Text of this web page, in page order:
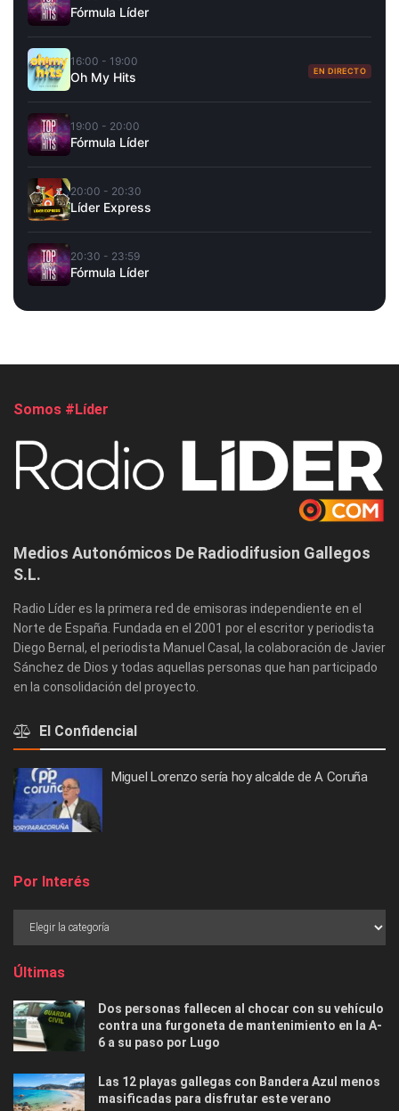
Fórmula Líder
16:00 - 19:00
Oh My Hits EN DIRECTO
19:00 - 20:00
Fórmula Líder
20:00 - 20:30
Líder Express
20:30 - 23:59
Fórmula Líder
Somos #Líder
Medios Autonómicos De Radiodifusion Gallegos
S.L.
Radio Líder es la primera red de emisoras independiente en el
Norte de España. Fundada en el 2001 por el escritor y periodista
Diego Bernal, el periodista Manuel Casal, la colaboración de Javier
Sánchez de Dios y todas aquellas personas que han participado
en la consolidación del proyecto.
El Confidencial
Miguel Lorenzo sería hoy alcalde de A Coruña
Por Interés
Últimas
Dos personas fallecen al chocar con su vehículo
contra una furgoneta de mantenimiento en la A-
6 a su paso por Lugo
Las 12 playas gallegas con Bandera Azul menos
masificadas para disfrutar este verano